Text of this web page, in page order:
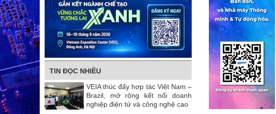
TIN ĐỌC NHIỀU
VEIA thúc đẩy hợp tác Việt Nam –
Brazil, mở rộng kết nối doanh
nghiệp điện tử và công nghệ cao